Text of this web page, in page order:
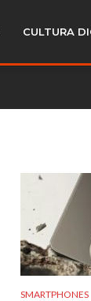
CULTURA
SMARTPHONES